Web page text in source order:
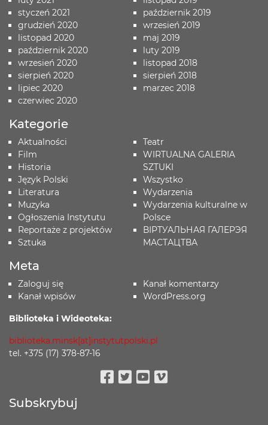
styczeń 2021
grudzień 2020
listopad 2020
październik 2020
wrzesień 2020
sierpień 2020
lipiec 2020
czerwiec 2020
październik 2019
wrzesień 2019
maj 2019
luty 2019
listopad 2018
sierpień 2018
marzec 2018
Kategorie
Aktualności
Film
Historia
Język Polski
Literatura
Muzyka
Ogłoszenia Instytutu
Reportaże z projektów
Sztuka
Teatr
WIRTUALNA GALERIA
SZTUKI
Wszystko
Wydarzenia
Wydarzenia kulturalne w
Polsce
ВІРТУАЛЬНАЯ ГАЛЕРЭЯ
МАСТАЦТВА
Meta
Zaloguj się
Kanał wpisów
Kanał komentarzy
WordPress.org
Biblioteka i Wideoteka:
biblioteka.minsk[at]instytutpolski.pl
tel. +375 (17) 378-87-16
Subskrybuj